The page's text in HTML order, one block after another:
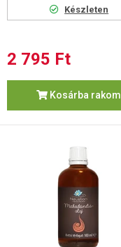
Készleten
2 795 Ft
Kosárba rakom